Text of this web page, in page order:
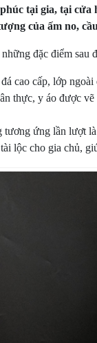
tại gia, tại
của ấm no,
đặc điểm sau
cao cấp, lớp
thực, y áo được
tương ứng lần lượt
lộc cho gia chủ,